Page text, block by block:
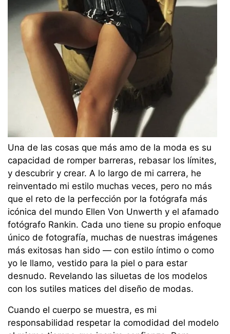
Una de las cosas que más amo de la moda es su
capacidad de romper barreras, rebasar los límites,
y descubrir y crear. A lo largo de mi carrera, he
reinventado mi estilo muchas veces, pero no más
que el reto de la perfección por la fotógrafa más
icónica del mundo Ellen Von Unwerth y el afamado
fotógrafo Rankin. Cada uno tiene su propio enfoque
único de fotografía, muchas de nuestras imágenes
más exitosas han sido — con estilo íntimo o como
yo le llamo, vestido para la piel o para estar
desnudo. Revelando las siluetas de los modelos
con los sutiles matices del diseño de modas.
Cuando el cuerpo se muestra, es mi
responsabilidad respetar la comodidad del modelo